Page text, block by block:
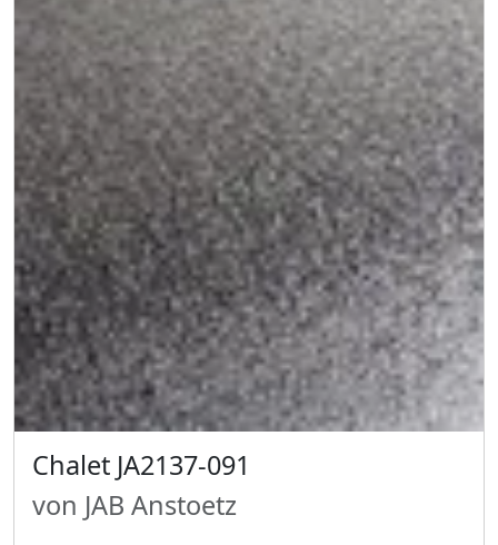
Chalet JA2137-091
von JAB Anstoetz